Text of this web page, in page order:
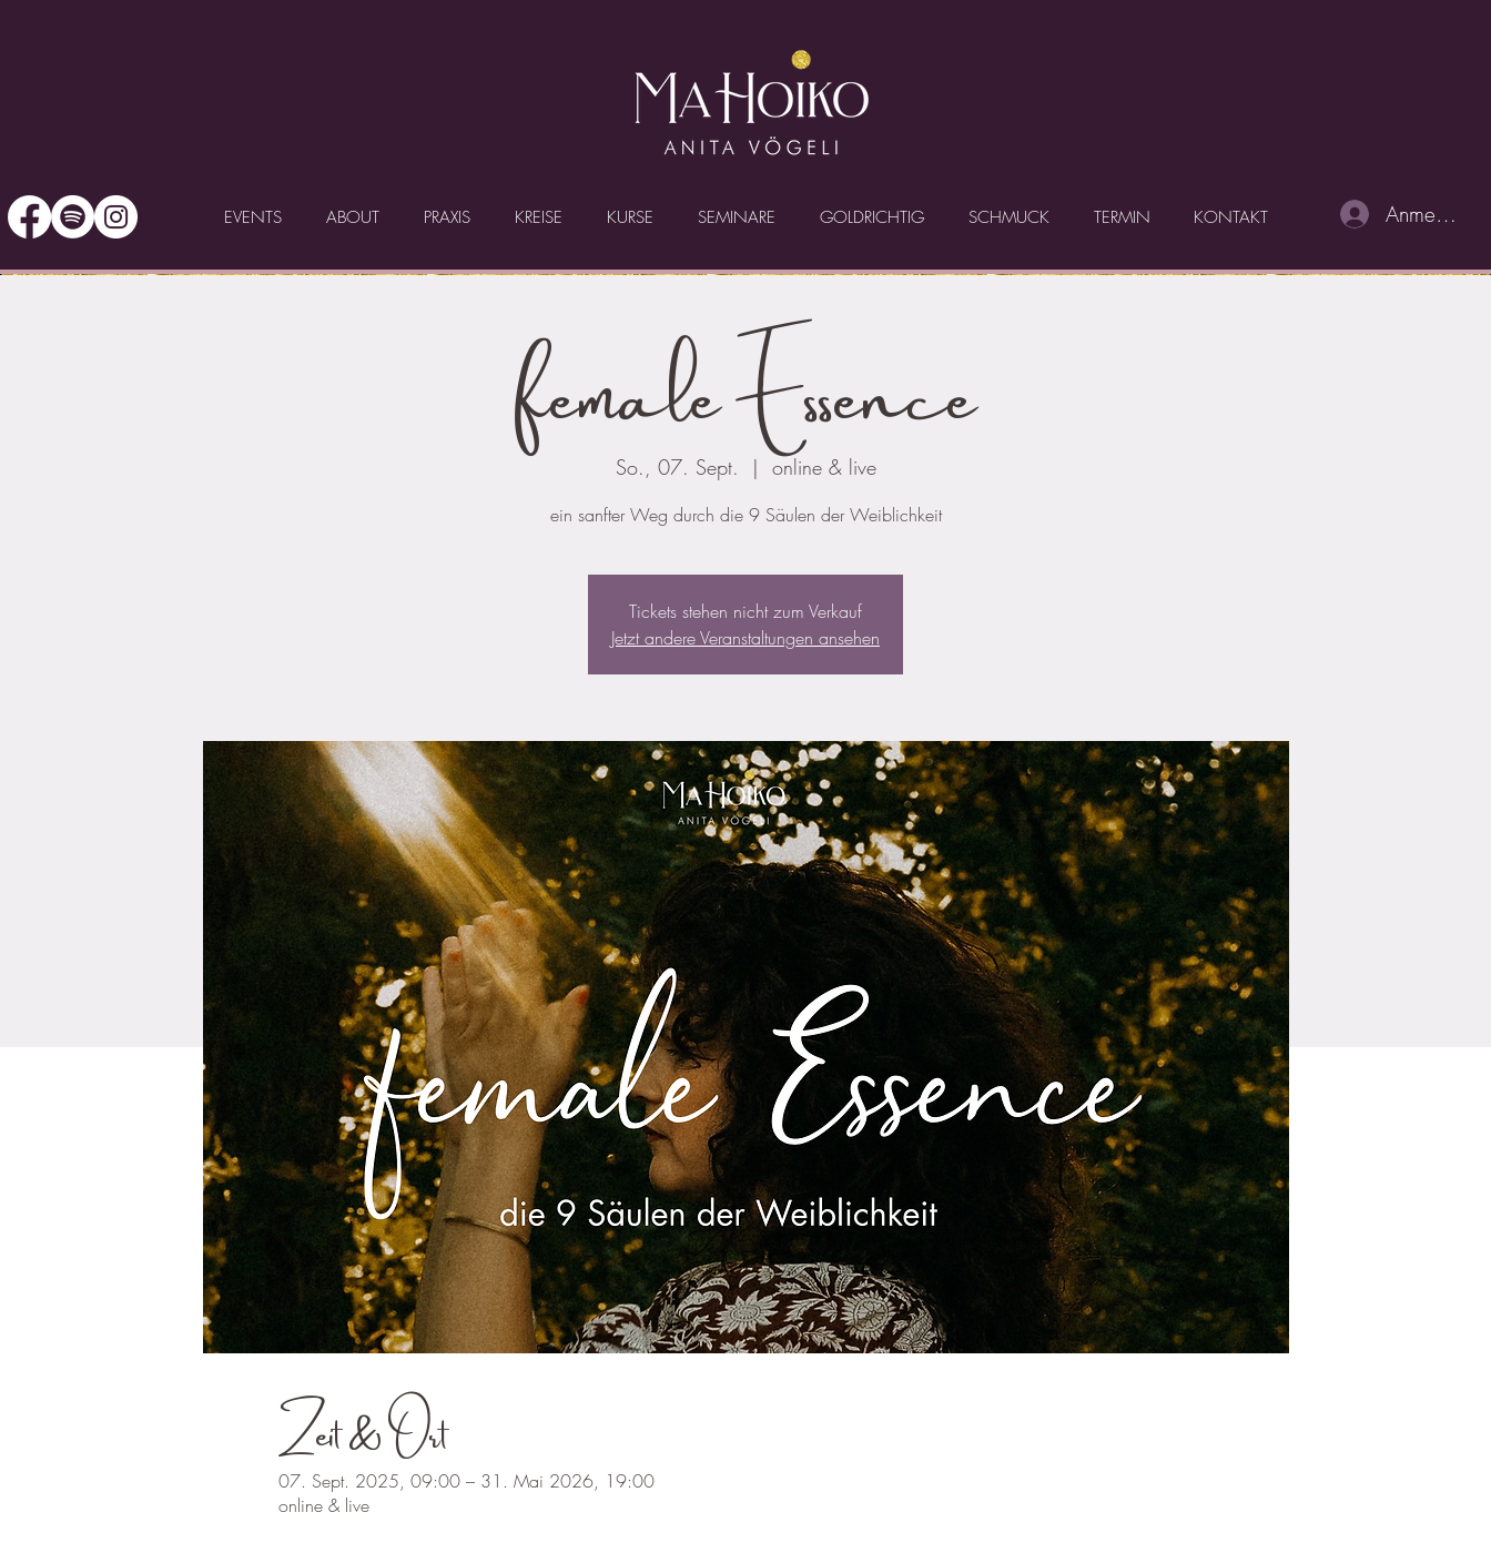
EVENTS ABOUT PRAXIS KREISE KURSE SEMINARE GOLDRICHTIG SCHMUCK TERMIN KONTAKT Anmelden
female Essence
So., 07. Sept.
  |
online & live
ein sanfter Weg durch die 9 Säulen der Weiblichkeit
Tickets stehen nicht zum Verkauf
Jetzt andere Veranstaltungen ansehen
Zeit & Ort
07. Sept. 2025, 09:00 – 31. Mai 2026, 19:00
online & live